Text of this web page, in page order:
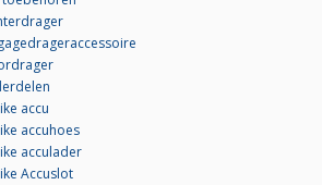
accu
accuhoes
acculader
Accuslot